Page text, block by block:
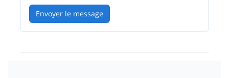
Envoyer le message